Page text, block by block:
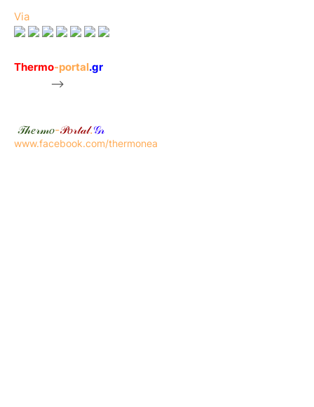
Via
Thermo-portal.gr
-->
𝒯𝒽𝑒𝓇𝓂𝑜-𝒫𝑜𝓇𝓉𝒶𝓁.𝒢𝓇
www.facebook.com/thermonea